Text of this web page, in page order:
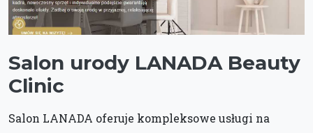
Salon urody LANADA Beauty
Clinic
Salon LANADA oferuje kompleksowe usługi na